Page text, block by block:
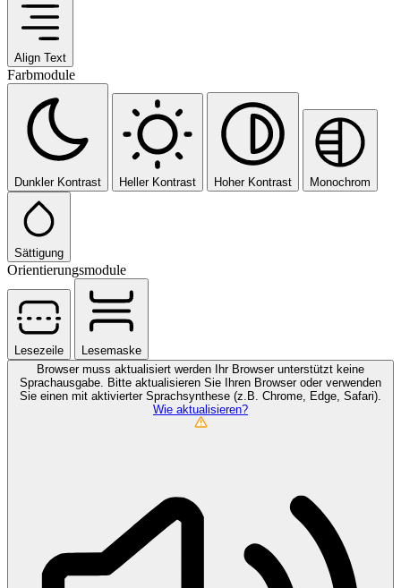
Align Text
Farbmodule
Dunkler Kontrast Heller Kontrast Hoher Kontrast Monochrom
Sättigung
Orientierungsmodule
Lesezeile
Lesemaske
Browser muss aktualisiert werden
Ihr Browser unterstützt keine
Sprachausgabe. Bitte aktualisieren Sie Ihren Browser oder verwenden
Sie einen mit aktivierter Sprachsynthese (z.B. Chrome, Edge, Safari).
Wie aktualisieren?